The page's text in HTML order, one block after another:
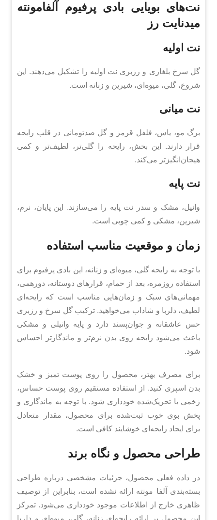
نت‌های بویایی بادی پرفیوم آلفامونته
میدنایت رز
نت اولیه
گل سرخ بلغاری و رزبری نت اولیه را تشکیل می‌دهند. این
شروع، گلی، میوه‌ای، شیرین و زنانه است.
نت میانی
برگ مو، یاس، فلفل قرمز و گل صدتومانی در قلب رایحه
قرار دارند. این بخش، رایحه را گلی‌تر، لطیف‌تر و کمی
هیجان‌انگیزتر می‌کند.
نت پایه
وانیل، مشک و سدر نت پایه را می‌سازند. این پایان، نرم،
شیرین، مشکی و کمی چوبی است.
زمان و موقعیت مناسب استفاده
با توجه به رایحه گلی، میوه‌ای و زنانه، این بادی پرفیوم برای
استفاده روزمره، بعد از حمام، قرارهای دوستانه، دورهمی،
مهمانی‌های سبک و زمان‌هایی مناسب است که رایحه‌ای
لطیف، دلربا و شاداب می‌خواهید. ترکیب گل سرخ و رزبری
حس عاشقانه و جوان‌پسند دارد و پایه وانیلی و مشکی
باعث می‌شود رایحه روی بدن نرم‌تر و ماندگارتر احساس
شود.
برای مصرف بهتر، محصول را روی پوست تمیز و خشک
بدن اسپری کنید. از استفاده مستقیم روی پوست حساس،
زخمی یا تحریک‌شده خودداری شود. با توجه به ماندگاری و
پخش بوی خوب ثبت‌شده برای محصول، مقدار متعادل
برای ایجاد رایحه‌ای خوشایند کافی است.
طراحی محصول و نگاه برند
در داده فعلی محصول، جزئیات مشخصی درباره طراحی
بسته‌بندی آلفا مونته ارائه نشده است، بنابراین از توصیف
ظاهری خارج از اطلاعات موجود خودداری می‌شود. تمرکز
این محصول بر ارائه رایحه‌ای زنانه، گلی، میوه‌ای و دلربا